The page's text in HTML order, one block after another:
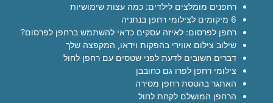
רחפנים מומלצים לילדים: כמה עצות שימושיות
6 מיקומים לצילומי רחפן בנתניה
רחפן לפרסום: לאיזה עסקים כדאי להשתמש ברחפן לפרסום?
שילוב צילום אווירי בהפקות וידאו, המקפצה שלך
דברים חשובים לדעת לפני שטסים עם רחפן לחול
צילומי רחפן לפרו גם כחובבן
האתגר בהטסת רחפן מסירה
הרחפן המושלם לקחת לחול